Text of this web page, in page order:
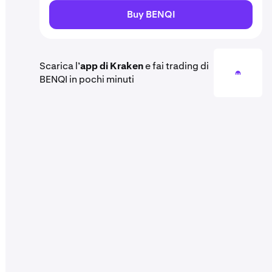
Buy BENQI
Scarica l’app di Krakene fai trading di
BENQI in pochi minuti